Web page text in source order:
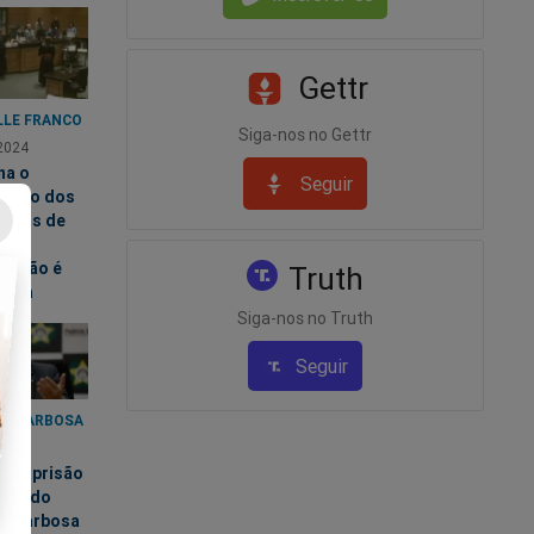
FRANCO
o
dos
de
é
BARBOSA
a prisão
Barbosa
Gettr
Siga-nos no Gettr
Seguir
Truth
Siga-nos no Truth
Seguir